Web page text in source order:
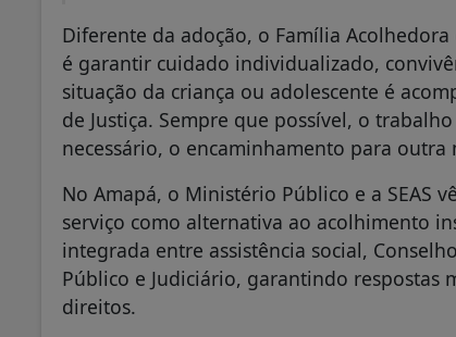
Diferente da adoção, o Família
é garantir cuidado individualizado,
situação da criança ou adolescente é
de Justiça. Sempre que possível, o
necessário, o encaminhamento para outra
No Amapá, o Ministério Público e a SEAS
serviço como alternativa ao acolhimento
integrada entre assistência social,
Público e Judiciário, garantindo respostas
direitos.